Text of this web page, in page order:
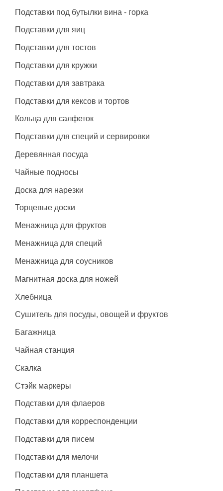
Подставки под бутылки вина - горка
Подставки для яиц
Подставки для тостов
Подставки для кружки
Подставки для завтрака
Подставки для кексов и тортов
Кольца для салфеток
Подставки для специй и сервировки
Деревянная посуда
Чайные подносы
Доска для нарезки
Торцевые доски
Менажница для фруктов
Менажница для специй
Менажница для соусников
Магнитная доска для ножей
Хлебница
Сушитель для посуды, овощей и фруктов
Багажница
Чайная станция
Скалка
Стэйк маркеры
Подставки для флаеров
Подставки для корреспонденции
Подставки для писем
Подставки для мелочи
Подставки для планшета